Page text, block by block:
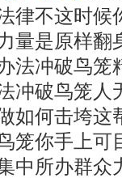
律不这时候
量是原样翻
法冲破鸟笼
冲破鸟笼人
如何击垮这
笼你手上可
中所办群众